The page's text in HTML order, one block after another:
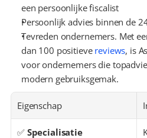
een persoonlijke fiscalist
Persoonlijk advies binnen de
Tevreden ondernemers. Met
dan 100 positieve reviews, is
voor ondernemers die
modern gebruiksgemak.
Eigenschap
✅ Specialisatie